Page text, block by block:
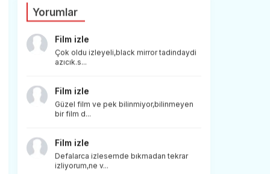
Yorumlar
Film izle
Çok oldu izleyeli,black mirror tadindaydi
azıcık.s...
Film izle
Güzel film ve pek bilinmiyor,bilinmeyen
bir film d...
Film izle
Defalarca izlesemde bıkmadan tekrar
izliyorum,ne v...